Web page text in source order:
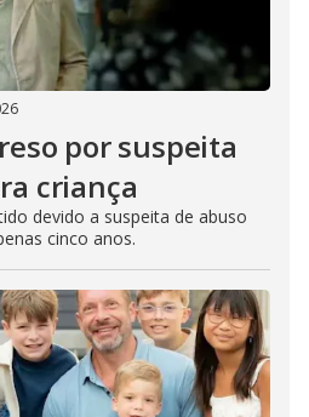
por suspeita
criança
devido a suspeita de abuso
cinco anos.